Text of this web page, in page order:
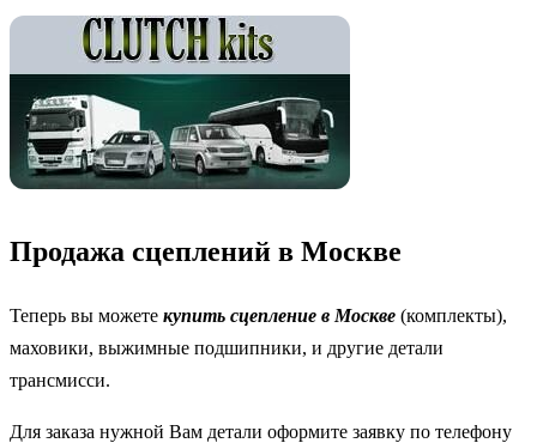
Продажа сцеплений в Москве
Теперь вы можете купить сцепление в Москве (комплекты),
маховики, выжимные подшипники, и другие детали
трансмисси.
Для заказа нужной Вам детали оформите заявку по телефону